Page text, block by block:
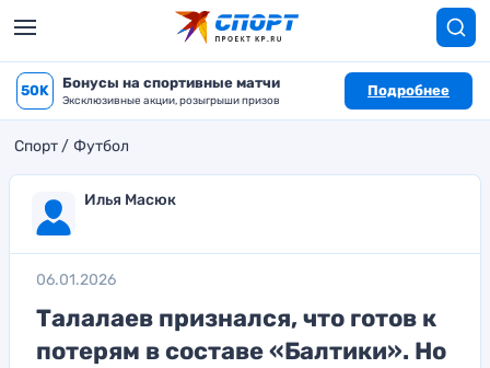
50K Бонусы на спортивные матчи
Эксклюзивные акции, розыгрыши призов
Подробнее
Спорт Футбол
Илья Масюк
06.01.2026
Талалаев признался, что готов к
потерям в составе «Балтики». Но